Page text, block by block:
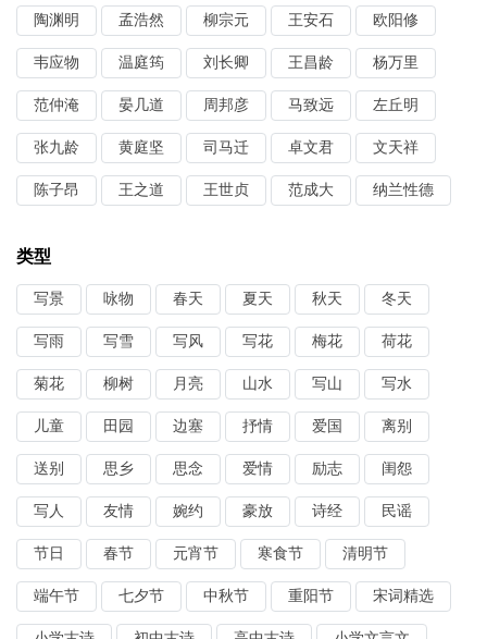
陶渊明 孟浩然 柳宗元 王安石 欧阳修
韦应物 温庭筠 刘长卿 王昌龄 杨万里
范仲淹 晏几道 周邦彦 马致远 左丘明
张九龄 黄庭坚 司马迁 卓文君 文天祥
陈子昂 王之道 王世贞 范成大 纳兰性德
类型
写景 咏物 春天 夏天 秋天 冬天
写雨 写雪 写风 写花 梅花 荷花
菊花 柳树 月亮 山水 写山 写水
儿童 田园 边塞 抒情 爱国 离别
送别 思乡 思念 爱情 励志 闺怨
写人 友情 婉约 豪放 诗经 民谣
节日 春节 元宵节 寒食节 清明节
端午节 七夕节 中秋节 重阳节 宋词精选